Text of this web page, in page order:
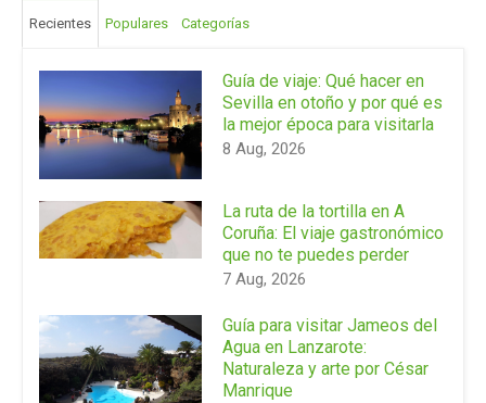
Recientes Populares Categorías
Guía de viaje: Qué hacer en
Sevilla en otoño y por qué es
la mejor época para visitarla
8 Aug, 2026
La ruta de la tortilla en A
Coruña: El viaje gastronómico
que no te puedes perder
7 Aug, 2026
Guía para visitar Jameos del
Agua en Lanzarote:
Naturaleza y arte por César
Manrique